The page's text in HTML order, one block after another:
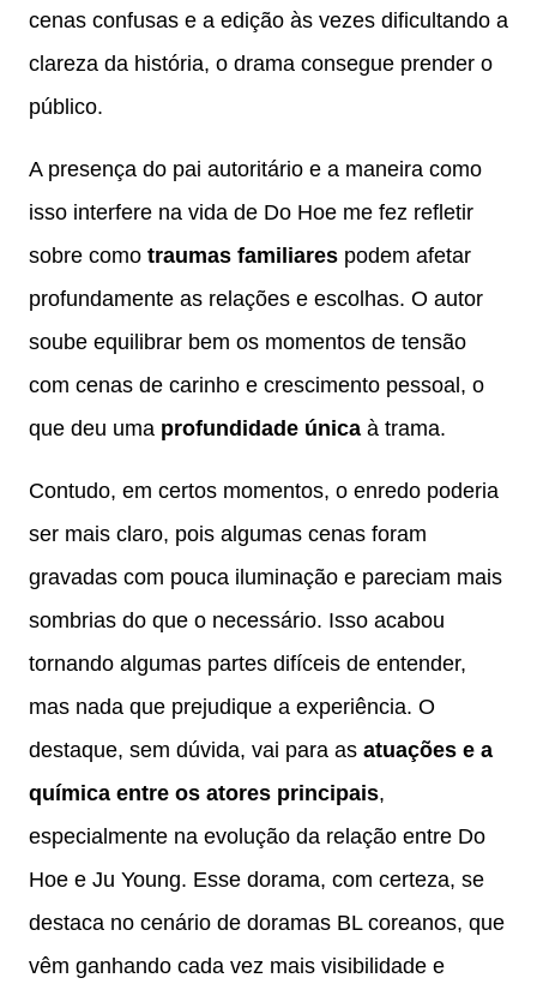
cenas confusas e a edição às vezes dificultando a
clareza da história, o drama consegue prender o
público.
A presença do pai autoritário e a maneira como
isso interfere na vida de Do Hoe me fez refletir
sobre como traumas familiares podem afetar
profundamente as relações e escolhas. O autor
soube equilibrar bem os momentos de tensão
com cenas de carinho e crescimento pessoal, o
que deu uma profundidade única à trama.
Contudo, em certos momentos, o enredo poderia
ser mais claro, pois algumas cenas foram
gravadas com pouca iluminação e pareciam mais
sombrias do que o necessário. Isso acabou
tornando algumas partes difíceis de entender,
mas nada que prejudique a experiência. O
destaque, sem dúvida, vai para as atuações e a
química entre os atores principais,
especialmente na evolução da relação entre Do
Hoe e Ju Young. Esse dorama, com certeza, se
destaca no cenário de doramas BL coreanos, que
vêm ganhando cada vez mais visibilidade e